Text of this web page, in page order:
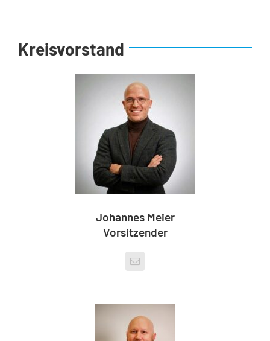
Kreisvorstand
Johannes Meier
Vorsitzender